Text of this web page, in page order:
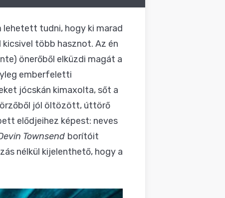
lehetett tudni, hogy ki marad
több hasznot. Az én
önerőből elküzdi magát a
emberfeletti
jócskán kimaxolta, sőt a
jól öltözött, úttörő
elődjeihez képest: neves
Townsend borítóit
nélkül kijelenthető, hogy a